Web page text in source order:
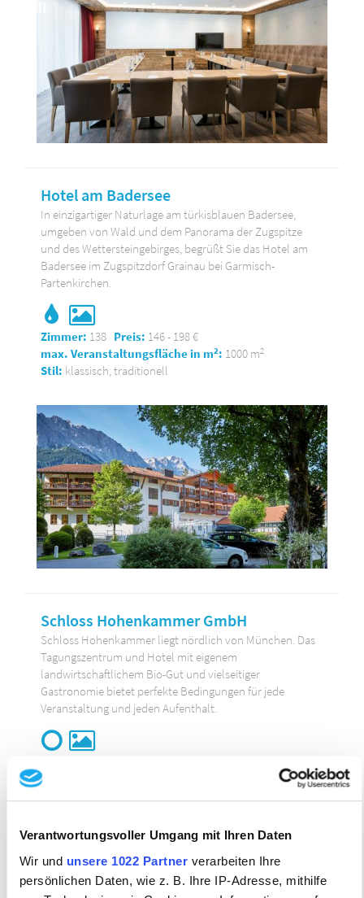
Verantwortungsvoller Umgang mit Ihren Daten
Wir und unsere 1022 Partnerverarbeiten Ihre
persönlichen Daten, wie z. B. Ihre IP-Adresse, mithilfe
Hotel am Badersee
In einzigartiger Naturlage am türkisblauen Badersee,
umgeben von Wald und dem Panorama der Zugspitze
und des Wettersteingebirges, begrüßt Sie das Hotel am
Badersee im Zugspitzdorf Grainau bei Garmisch-
Partenkirchen.
Zimmer: 138 Preis: 146 - 198 €
max. Veranstaltungsfläche in m2: 1000 m2
Stil: klassisch, traditionell
Schloss Hohenkammer GmbH
Schloss Hohenkammer liegt nördlich von München. Das
Tagungszentrum und Hotel mit eigenem
landwirtschaftlichem Bio-Gut und vielseitiger
Gastronomie bietet perfekte Bedingungen für jede
Veranstaltung und jeden Aufenthalt.
max. Veranstaltungsfläche in m